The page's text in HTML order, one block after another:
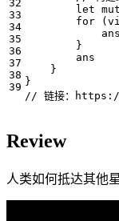
let mut
for
(
ans
}
ans
}
}
Review
人类如何抵达其他